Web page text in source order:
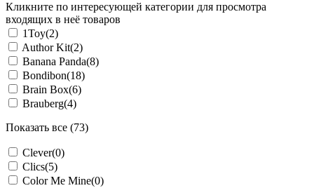
Кликните по интересующей категории для просмотра
входящих в неё товаров
1Toy(2)
Author Kit(2)
Banana Panda(8)
Bondibon(18)
Brain Box(6)
Brauberg(4)
Показать все (73)
Clever(0)
Clics(5)
Color Me Mine(0)